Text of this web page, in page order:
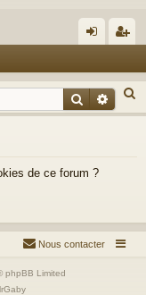
ne
xi
nr
eg
e
h
de ce forum ?
Nous contacter
phpBB Limited